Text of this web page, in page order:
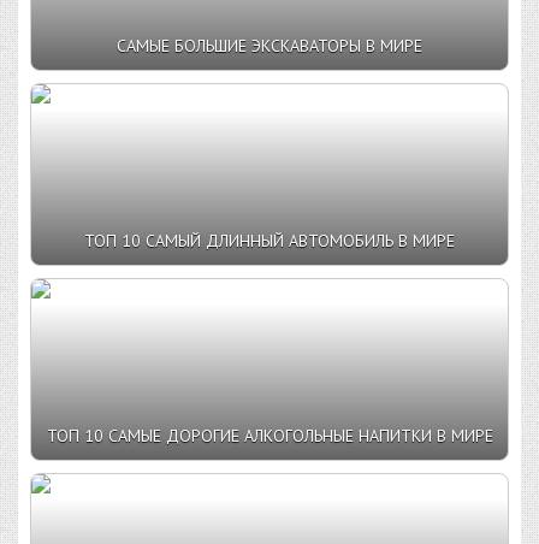
САМЫЕ БОЛЬШИЕ ЭКСКАВАТОРЫ В МИРЕ
ТОП 10 САМЫЙ ДЛИННЫЙ АВТОМОБИЛЬ В МИРЕ
ТОП 10 САМЫЕ ДОРОГИЕ АЛКОГОЛЬНЫЕ НАПИТКИ В МИРЕ